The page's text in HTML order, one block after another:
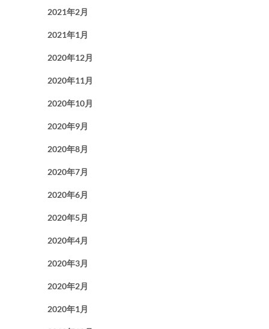
2021年2月
2021年1月
2020年12月
2020年11月
2020年10月
2020年9月
2020年8月
2020年7月
2020年6月
2020年5月
2020年4月
2020年3月
2020年2月
2020年1月